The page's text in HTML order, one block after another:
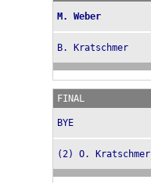
M. Weber
B. Kratschmer
FINAL
BYE
(2) O. Kratschmer